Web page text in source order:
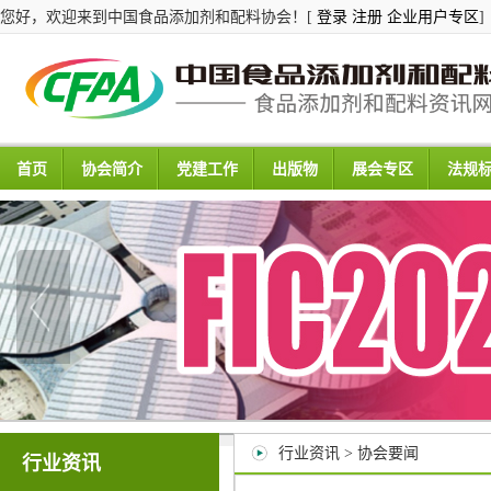
您好，欢迎来到中国食品添加剂和配料协会！[ 登录 注册 企业用户专区]
首页 协会简介 党建工作 出版物 展会专区 法规
行业资讯 行业资讯 > 协会要闻